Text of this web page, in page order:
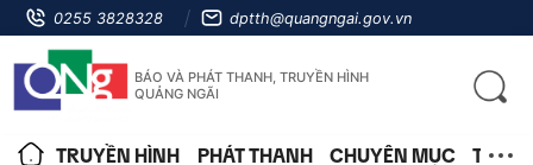
0255 3828328 dptth@quangngai.gov.vn
BÁO VÀ PHÁT THANH, TRUYỀN HÌNH
QUẢNG NGÃI
TRUYỀN HÌNH PHÁT THANH CHUYÊN MỤC TIN